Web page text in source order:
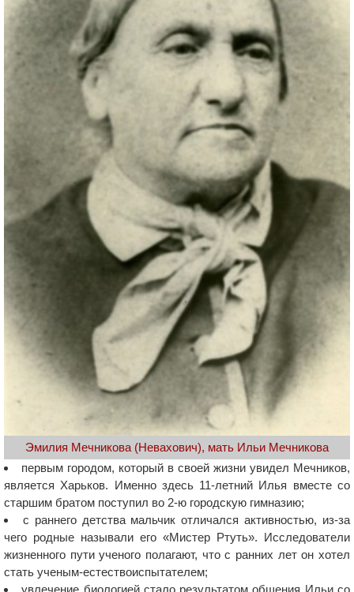
Эмилия Мечникова (Невахович), мать Ильи Мечникова
первым городом, который в своей жизни увидел Мечников,
является Харьков. Именно здесь 11-летний Илья вместе со
старшим братом поступил во 2-ю городскую гимназию;
с раннего детства мальчик отличался активностью, из-за
чего родные называли его «Мистер Ртуть». Исследователи
жизненного пути ученого полагают, что с ранних лет он хотел
стать ученым-естествоиспытателем;